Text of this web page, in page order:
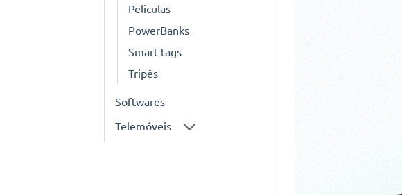
Peliculas
PowerBanks
Smart tags
Tripês
Softwares
Telemóveis